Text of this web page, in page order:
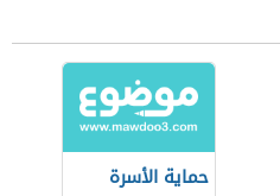
حماية الأسرة